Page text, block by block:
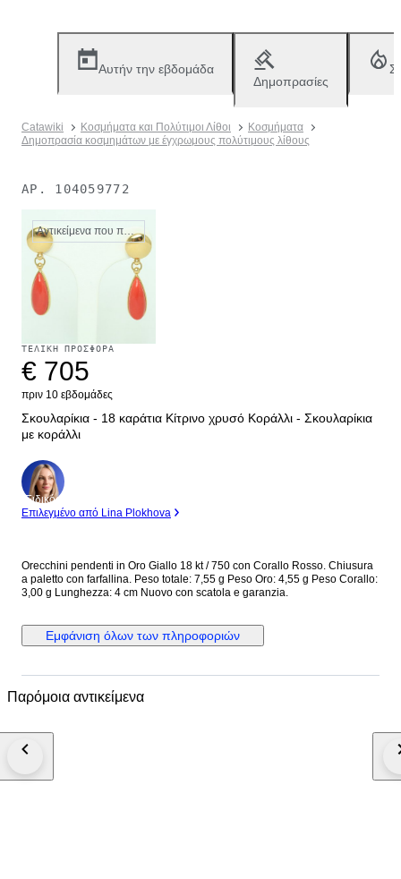
Αυτήν την εβδομάδα
Δημοπρασίες
Catawiki Κοσμήματα και Πολύτιμοι Λίθοι
Κοσμήματα
Δημοπρασία κοσμημάτων με έγχρωμους πολύτιμους λίθους
ΑΡ. 104059772
Αντικείμενα που πωλήθηκαν
ΤΕΛΙΚΉ ΠΡΟΣΦΟΡΆ
€ 705
πριν 10 εβδομάδες
Σκουλαρίκια - 18 καράτια Κίτρινο χρυσό Κοράλλι - Σκουλαρίκια
με κοράλλι
Ειδικός
Επιλεγμένο από Lina Plokhova
Orecchini pendenti in Oro Giallo 18 kt / 750 con Corallo Rosso. Chiusura
a paletto con farfallina. Peso totale: 7,55 g Peso Oro: 4,55 g Peso Corallo:
3,00 g Lunghezza: 4 cm Nuovo con scatola e garanzia.
Εμφάνιση όλων των πληροφοριών
Παρόμοια αντικείμενα